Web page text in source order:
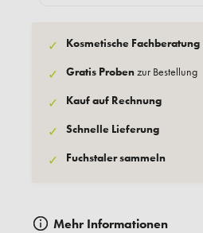
✓ Kosmetische Fachberatung
✓ Gratis Probenzur Bestellung
✓ Kauf auf Rechnung
✓ Schnelle Lieferung
✓ Fuchstaler sammeln
Mehr Informationen